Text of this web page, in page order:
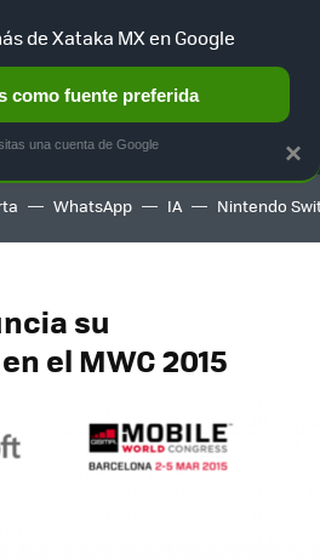
HOME AUTO TERRITORIO
WhatsApp IA Nintendo
su
el MWC 2015
×
de Xataka MX en Google
como fuente preferida
una cuenta de Google